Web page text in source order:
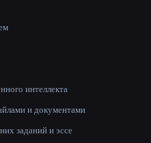
интеллекта
и документами
заданий и эссе